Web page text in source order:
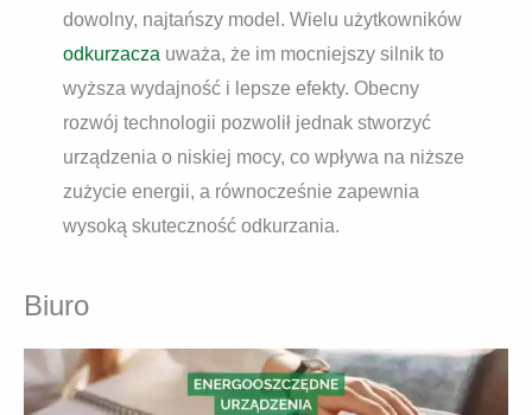
dowolny, najtańszy model. Wielu użytkowników
odkurzacza uważa, że im mocniejszy silnik to
wyższa wydajność i lepsze efekty. Obecny
rozwój technologii pozwolił jednak stworzyć
urządzenia o niskiej mocy, co wpływa na niższe
zużycie energii, a równocześnie zapewnia
wysoką skuteczność odkurzania.
Biuro